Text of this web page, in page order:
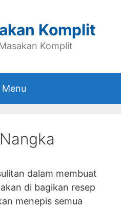
Komplit
Komplit
Menu
dalam membuat
di bagikan resep
menepis semua